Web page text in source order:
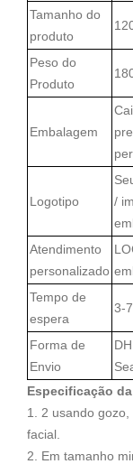
Tamanho do
produto
Peso do
Produto
Embalagem
Logotipo
/
Atendimento
personalizado
Tempo de
espera
3-
Forma de
Envio
Especificação
1. 2 usando
facial.
2. Em tamanho